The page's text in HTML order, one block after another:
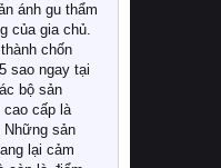
ánh gu thẩm
của gia chủ.
chốn
sao ngay tại
bộ sản
cao cấp là
Những sản
lại cảm